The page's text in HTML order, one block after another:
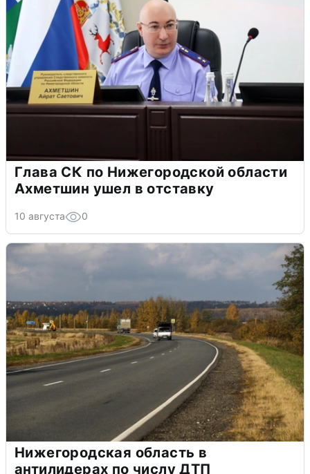
Глава СК по Нижегородской области
Ахметшин ушел в отставку
10 августа 0
Нижегородская область в
антилидерах по числу ДТП